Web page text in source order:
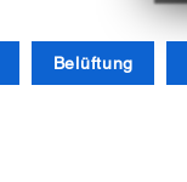
Belüftung